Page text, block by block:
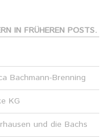
IN FRÜHEREN POSTS.
Bachmann-Brenning
KG
und die Bachs